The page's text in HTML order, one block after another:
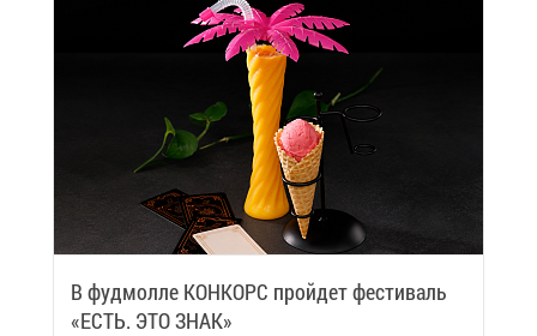
В фуд­мол­ле КОН­КОРС прой­дет фе­сти­валь
«ЕСТЬ. ЭТО ЗНАК»